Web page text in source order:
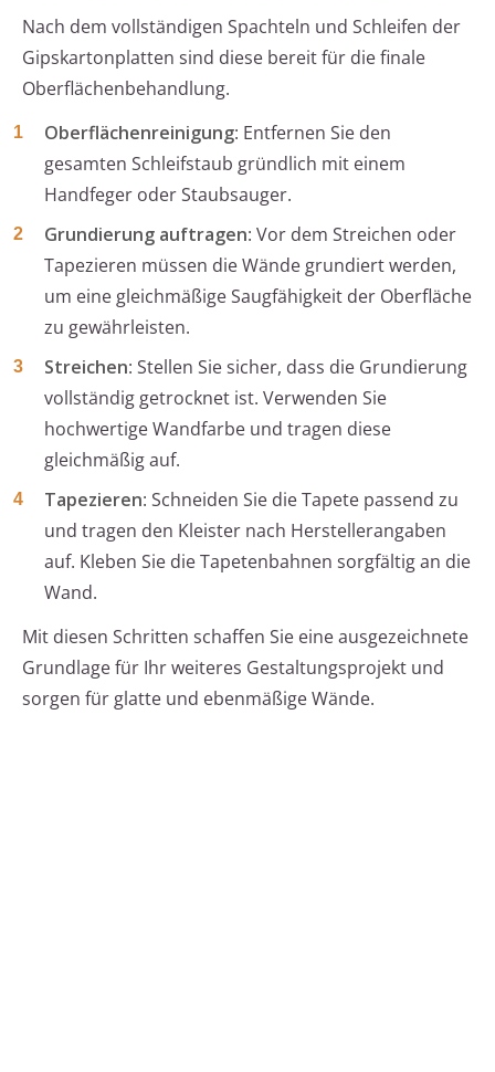
Nach dem vollständigen Spachteln und Schleifen der
Gipskartonplatten sind diese bereit für die finale
Oberflächenbehandlung.
Oberflächenreinigung: Entfernen Sie den
gesamten Schleifstaub gründlich mit einem
Handfeger oder Staubsauger.
Grundierung auftragen: Vor dem Streichen oder
Tapezieren müssen die Wände grundiert werden,
um eine gleichmäßige Saugfähigkeit der Oberfläche
zu gewährleisten.
Streichen: Stellen Sie sicher, dass die Grundierung
vollständig getrocknet ist. Verwenden Sie
hochwertige Wandfarbe und tragen diese
gleichmäßig auf.
Tapezieren: Schneiden Sie die Tapete passend zu
und tragen den Kleister nach Herstellerangaben
auf. Kleben Sie die Tapetenbahnen sorgfältig an die
Wand.
Mit diesen Schritten schaffen Sie eine ausgezeichnete
Grundlage für Ihr weiteres Gestaltungsprojekt und
sorgen für glatte und ebenmäßige Wände.